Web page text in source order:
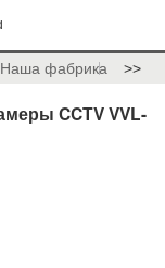
Наша фабрика >>
CCTV VVL-